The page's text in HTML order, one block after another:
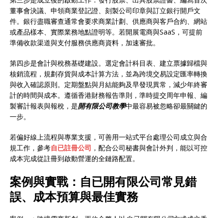
董事會決議、申領商業登記證、刻製公司印章與訂立銀行開戶文
件。銀行盡職審查通常會要求商業計劃、供應商與客戶合約、網站
或產品樣本、實際業務地點證明等。若開展電商與SaaS，可提前
準備收款渠道與支付服務供應商資料，加速審批。
第四步是會計與稅務基礎建設。選定會計科目表、建立票據歸檔與
核銷流程，規劃存貨與成本計算方法，並為跨境交易設定匯率轉換
與收入確認原則。定期盤點與月結能夠及早發現異常，減少年終審
計的時間與成本。遵循香港財務報告準則，準時提交周年申報、編
製審計報表與報稅，是開有限公司教學中最容易被忽略卻最關鍵的
一步。
若偏好線上流程與專業支援，可善用一站式平台處理公司成立與合
規工作，參考自已註冊公司 ，配合公司秘書與會計外判，能以可控
成本完成從註冊到啟動營運的全鏈路配置。
案例與實戰：自已開有限公司常見錯
誤、成本預算與最佳實務